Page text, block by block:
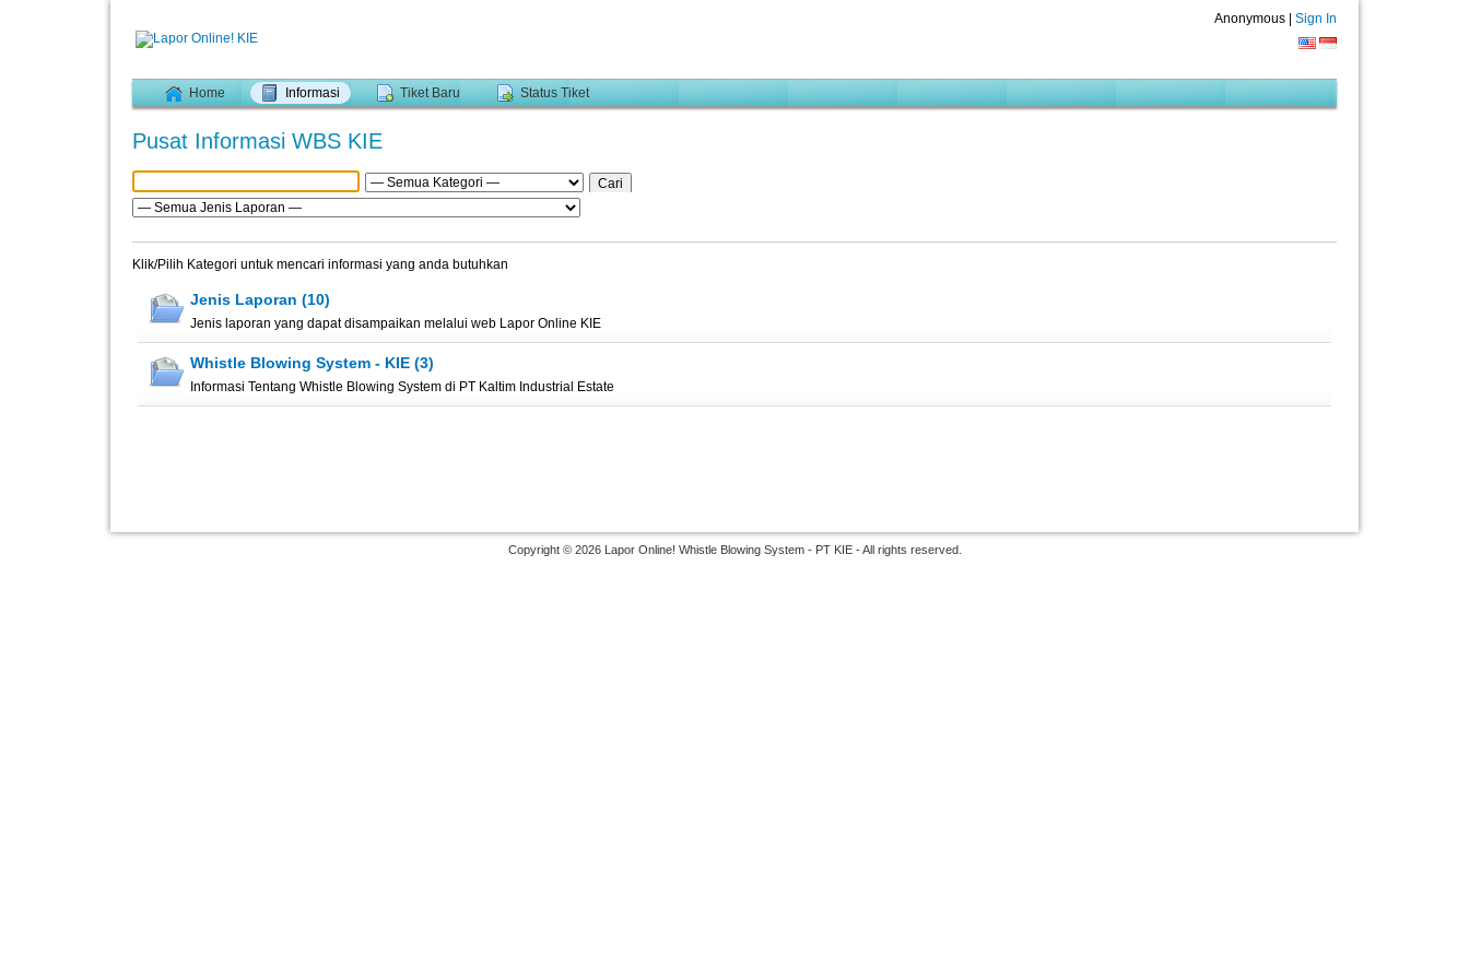
Anonymous |Sign In
Home Informasi Tiket Baru Status Tiket
Pusat Informasi WBS KIE
Klik/Pilih Kategori untuk mencari informasi yang anda butuhkan
Jenis Laporan (10)
Jenis laporan yang dapat disampaikan melalui web Lapor Online KIE
Whistle Blowing System - KIE (3)
Informasi Tentang Whistle Blowing System di PT Kaltim Industrial Estate
Copyright © 2026 Lapor Online! Whistle Blowing System - PT KIE - All rights reserved.